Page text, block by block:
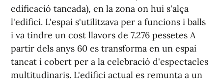
edificació tancada), en la zona on hui s'alça
l'edifici. L'espai s'utilitzava per a funcions i balls
i va tindre un cost llavors de 7.276 pessetes A
partir dels anys 60 es transforma en un espai
tancat i cobert per a la celebració d'espectacles
multitudinaris. L'edifici actual es remunta a un